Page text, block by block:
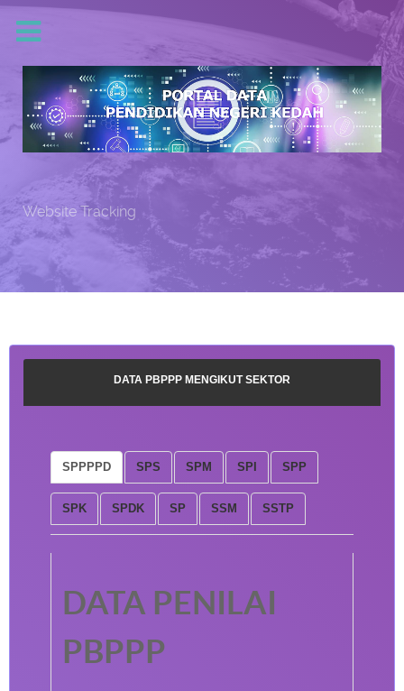
Website Tracking
DATA PBPPP MENGIKUT SEKTOR
SPPPPD SPS SPM SPI SPP
SPK SPDK SP SSM SSTP
DATA PENILAI
PBPPP